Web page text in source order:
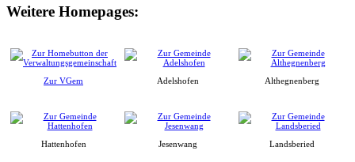
Weitere Homepages:
Zur VGem Adelshofen Althegnenberg
Hattenhofen Jesenwang Landsberied